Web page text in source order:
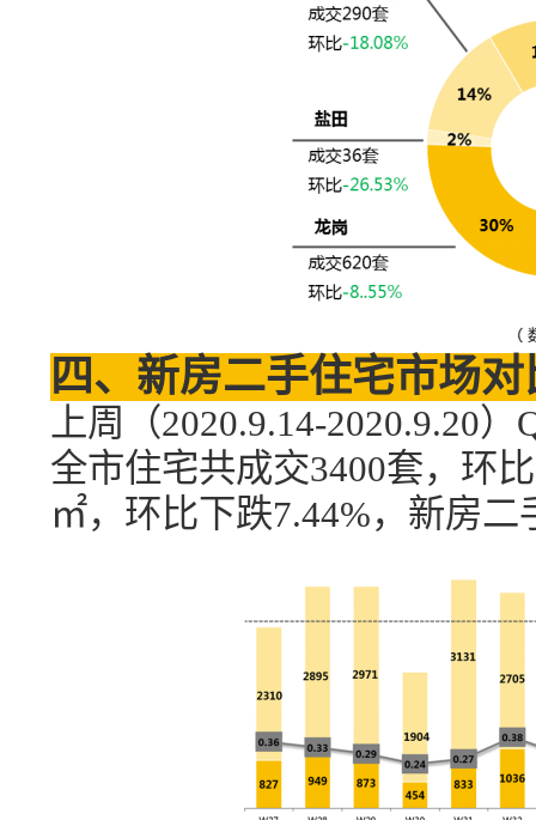
四、新房二手住宅市场对
上周（2020.9.14-2020.9.20）
全市住宅共成交3400套，环
㎡， 环比下跌7.44%，新房二